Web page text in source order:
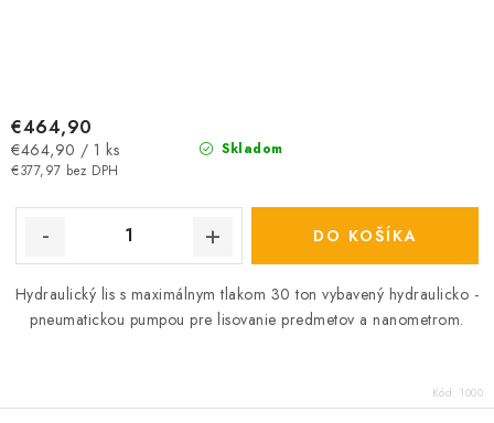
Skladom
€377,97 bez DPH
€464,90
Jednotková
cena:
€464,90 / 1 ks
DO KOŠÍKA
Hydraulický lis s maximálnym tlakom 30 ton vybavený hydraulicko -
pneumatickou pumpou pre lisovanie predmetov a nanometrom.
Kód: 1000